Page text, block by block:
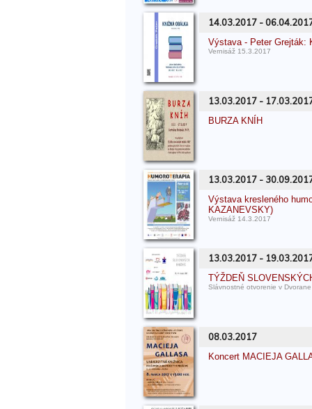
14.03.2017 -
Výstava - Peter Grejták:
Vernisáž 15.3.2017
13.03.2017 -
BURZA KNÍH
13.03.2017 -
Výstava kresleného
KAZANEVSKY)
Vernisáž 14.3.2017
13.03.2017 -
TÝŽDEŇ
Slávnostné otvorenie v
08.03.2017
Koncert MACIEJA